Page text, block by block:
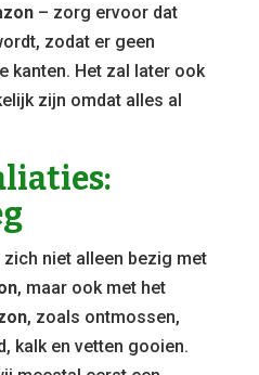
– zorg ervoor dat
zodat er geen
kanten. Het zal later ook
zijn omdat alles al
niet alleen bezig met
, maar ook met het
, zoals ontmossen,
kalk en vetten gooien.